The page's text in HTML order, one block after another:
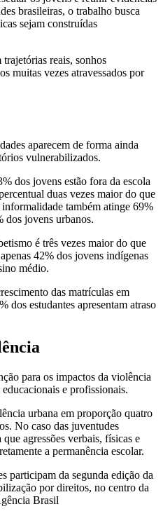
brasileiras, o trabalho busca
sejam construídas
reais, sonhos
muitas vezes atravessados por
aparecem de forma ainda
vulnerabilizados.
dos jovens estão fora da escola
duas vezes maior do que
também atinge 69%
dos jovens urbanos.
é três vezes maior do que
42% dos jovens indígenas
médio.
das matrículas em
dos estudantes apresentam atraso
para os impactos da violência
e profissionais.
urbana em proporção quatro
No caso das juventudes
agressões verbais, físicas e
a permanência escolar.
participam da segunda edição da
por direitos, no centro da
Brasil